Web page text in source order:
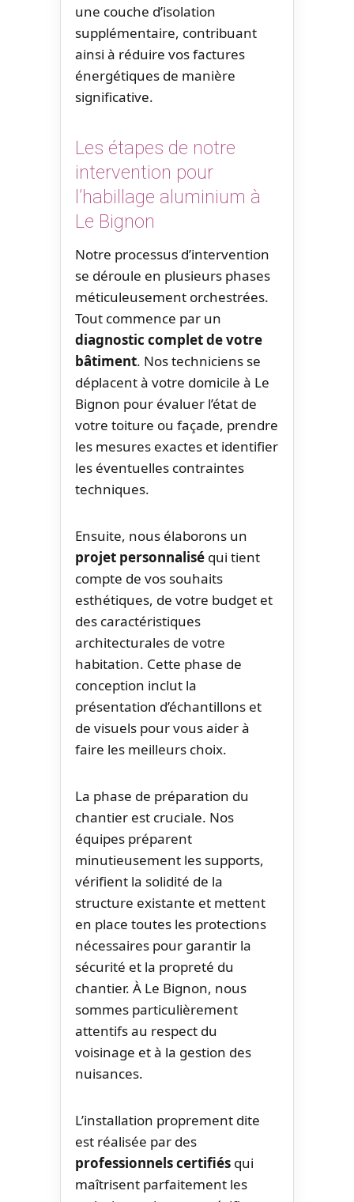
une couche d’isolation
supplémentaire, contribuant
ainsi à réduire vos factures
énergétiques de manière
significative.
Les étapes de notre
intervention pour
l’habillage aluminium à
Le Bignon
Notre processus d’intervention
se déroule en plusieurs phases
méticuleusement orchestrées.
Tout commence par un
diagnostic complet de votre
bâtiment. Nos techniciens se
déplacent à votre domicile à Le
Bignon pour évaluer l’état de
votre toiture ou façade, prendre
les mesures exactes et identifier
les éventuelles contraintes
techniques.
Ensuite, nous élaborons un
projet personnalisé qui tient
compte de vos souhaits
esthétiques, de votre budget et
des caractéristiques
architecturales de votre
habitation. Cette phase de
conception inclut la
présentation d’échantillons et
de visuels pour vous aider à
faire les meilleurs choix.
La phase de préparation du
chantier est cruciale. Nos
équipes préparent
minutieusement les supports,
vérifient la solidité de la
structure existante et mettent
en place toutes les protections
nécessaires pour garantir la
sécurité et la propreté du
chantier. À Le Bignon, nous
sommes particulièrement
attentifs au respect du
voisinage et à la gestion des
nuisances.
L’installation proprement dite
est réalisée par des
professionnels certifiés qui
maîtrisent parfaitement les